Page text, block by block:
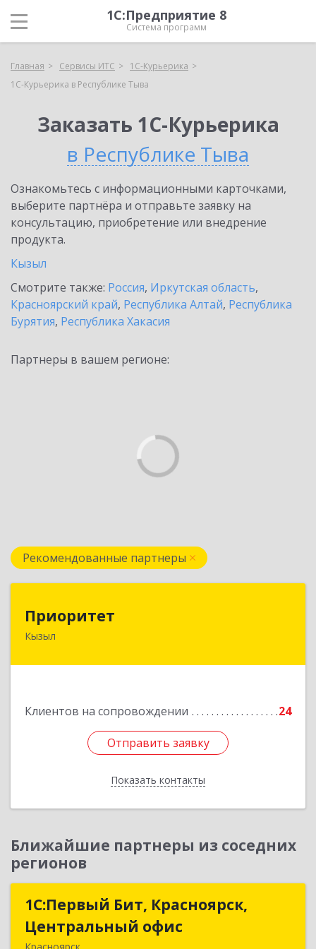
1С:Предприятие 8
Система программ
Главная Сервисы ИТС
1С-Курьерика
1С-Курьерика в Республике Тыва
Заказать 1С-Курьерика
в Республике Тыва
Ознакомьтесь с информационными карточками,
выберите партнёра и отправьте заявку на
консультацию, приобретение или внедрение
продукта.
Кызыл
Смотрите также: Россия, Иркутская область,
Красноярский край, Республика Алтай, Республика
Бурятия, Республика Хакасия
Партнеры в вашем регионе:
Рекомендованные партнеры
Приоритет
Кызыл
Клиентов на сопровождении 24
Отправить заявку
Показать контакты
667000, Тыва Респ, Кызыл г, Комсомольская ул,
Отправить заявку
Назад
Ближайшие партнеры из соседних
регионов
1С:Первый Бит, Красноярск,
Центральный офис
1С:Первый Бит, Красноярск,
Центральный офис